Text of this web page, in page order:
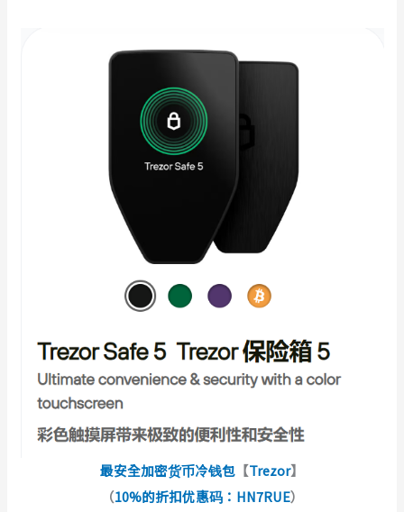
最安全加密货币冷钱包 【Trezor】
（10%的折扣优惠码：HN7RUE）